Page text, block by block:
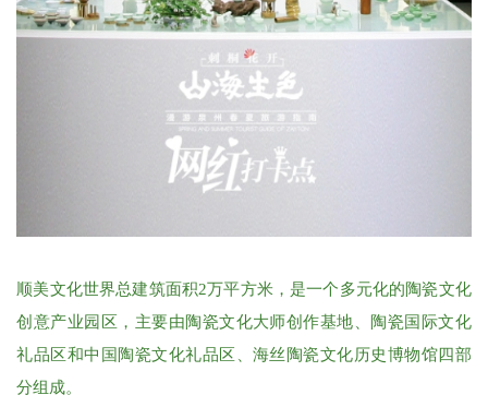
顺美文化世界总建筑面积2万平方米，是一个多元化的陶瓷文化
创意产业园区，主要由陶瓷文化大师创作基地、陶瓷国际文化
礼品区和中国陶瓷文化礼品区、海丝陶瓷文化历史博物馆四部
分组成。